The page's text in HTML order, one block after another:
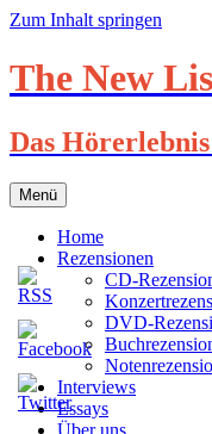
Zum Inhalt springen
The New
Das
Menü
Home
Rezensionen
CD-
DVD-
Interviews
Essays
Über uns